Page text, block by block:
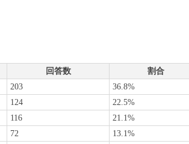
回答数
割合
203
36.8%
124
22.5%
116
21.1%
72 13.1%